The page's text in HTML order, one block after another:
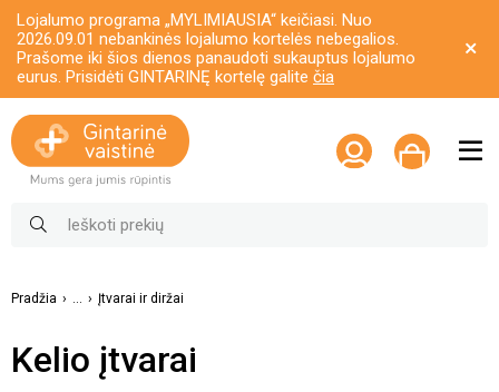
Lojalumo programa „MYLIMIAUSIA“ keičiasi. Nuo
2026.09.01 nebankinės lojalumo kortelės nebegalios.
Prašome iki šios dienos panaudoti sukauptus lojalumo
eurus. Prisidėti GINTARINĘ kortelę galite čia
Pradžia ... Įtvarai ir diržai
Kelio įtvarai